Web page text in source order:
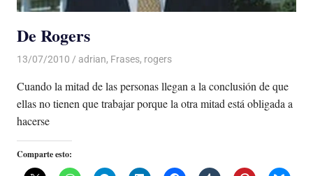
De Rogers
13/07/2010 Luis Castellanos
adrian, Frases, rogers
Cuando la mitad de las personas llegan a la conclusión de que
ellas no tienen que trabajar porque la otra mitad está obligada a
hacerse
Comparte esto: